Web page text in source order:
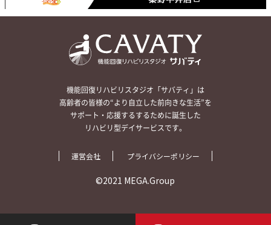
機能回復リハビリスタジオ「サバティ」は
高齢者の皆様の“より自立した前向きな生活”を
サポート・応援するするために誕生した
リハビリ型デイサービスです。
運営会社 プライバシーポリシー
©2021 MEGA.Group